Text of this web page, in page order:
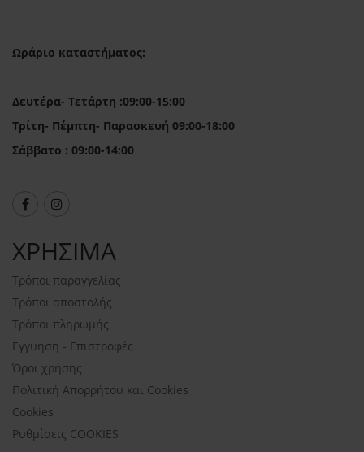
Ωράριο καταστήματος:
Δευτέρα- Τετάρτη :09:00-15:00
Τρίτη- Πέμπτη- Παρασκευή 09:00-18:00
Σάββατο : 09:00-14:00
ΧΡΗΣΙΜΑ
Τρόποι παραγγελίας
Τρόποι αποστολής
Τρόποι πληρωμής
Εγγυήση - Επιστροφές
Όροι χρήσης
Πολιτική Απορρήτου και Cookies
Cookies
Ρυθμίσεις COOKIES